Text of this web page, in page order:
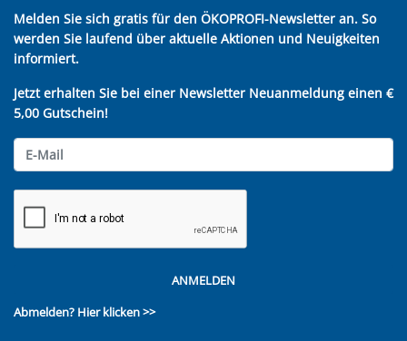
Melden Sie sich gratis für den ÖKOPROFI-Newsletter an. So
werden Sie laufend über aktuelle Aktionen und Neuigkeiten
informiert.
Jetzt erhalten Sie bei einer Newsletter Neuanmeldung einen €
5,00 Gutschein!
ANMELDEN
Abmelden? Hier klicken >>